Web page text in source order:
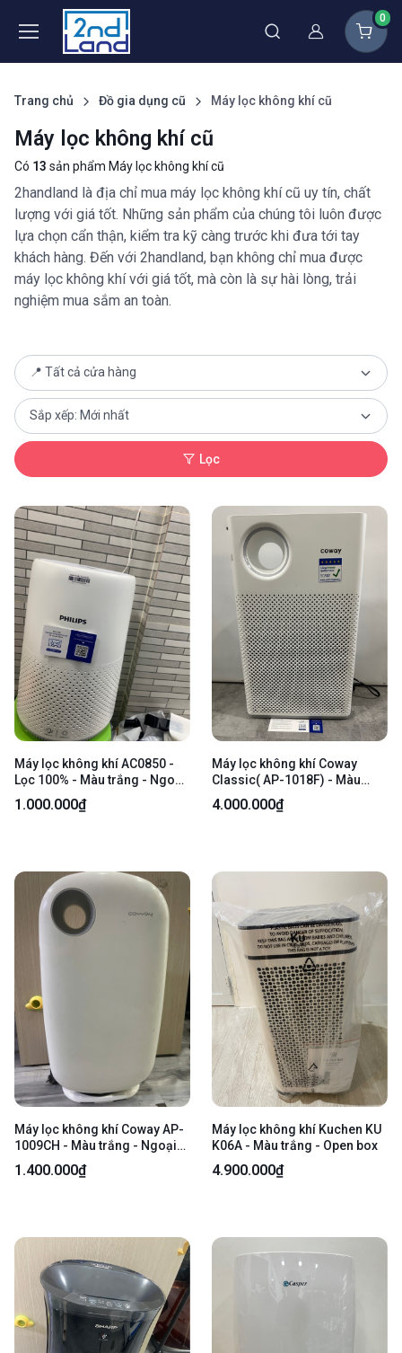
Thành viên
0
Trang chủ Đồ gia dụng cũ Máy lọc không khí cũ
Máy lọc không khí cũ
Có 13 sản phẩm Máy lọc không khí cũ
2handland là địa chỉ mua máy lọc không khí cũ uy tín, chất
lượng với giá tốt. Những sản phẩm của chúng tôi luôn được
lựa chọn cẩn thận, kiểm tra kỹ càng trước khi đưa tới tay
khách hàng. Đến với 2handland, bạn không chỉ mua được
máy lọc không khí với giá tốt, mà còn là sự hài lòng, trải
nghiệm mua sắm an toàn.
Lọc
Máy lọc không khí AC0850 -
Lọc 100% - Màu trắng - Ngoại
hình: 98% - Kèm nguồn
1.000.000₫
Máy lọc không khí Coway
Classic( AP-1018F) - Màu
trắng - Ngoại hình 99% -
Openbox
4.000.000₫
Máy lọc không khí Coway AP-
1009CH - Màu trắng - Ngoại
hình: 97% - Ố vàng, lọc bụi -
Body
1.400.000₫
Máy lọc không khí Kuchen KU
K06A - Màu trắng - Open box
4.900.000₫